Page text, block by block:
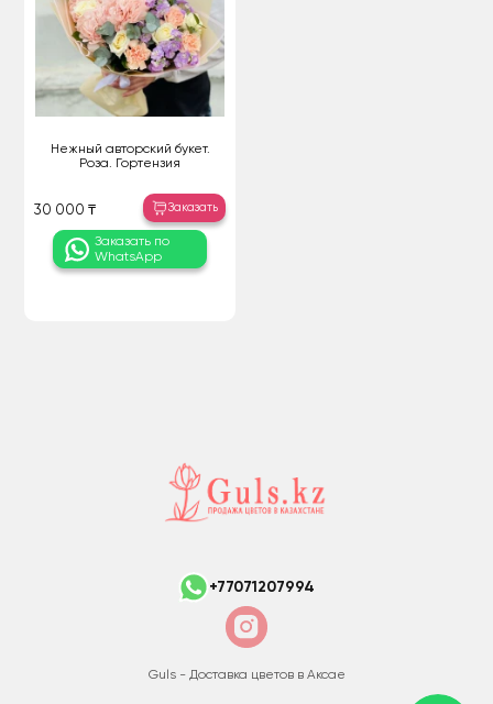
Нежный авторский букет.
Роза. Гортензия
30 000 ₸ Заказать
Заказать по
WhatsApp
+77071207994
Guls - Доставка цветов в Аксае